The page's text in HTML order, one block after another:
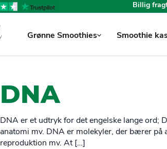
Billig
Grønne Smoothies Smoothie
DNA
DNA er et udtryk for det engelske lange ord;
anatomi mv. DNA er molekyler, der bærer
reproduktion mv. At […]